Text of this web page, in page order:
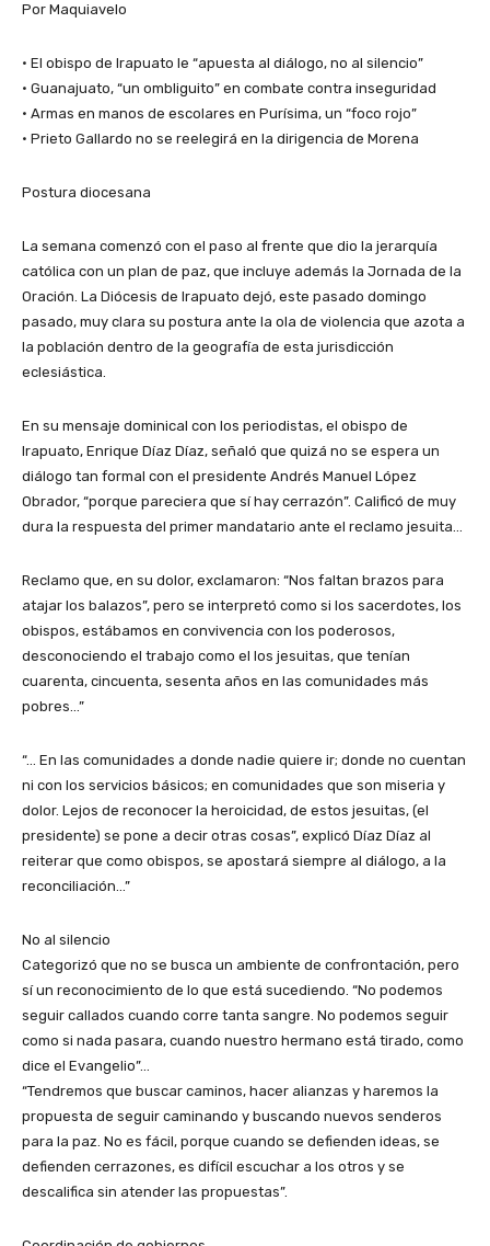
Por Maquiavelo
• El obispo de Irapuato le “apuesta al diálogo, no al silencio”
• Guanajuato, “un ombliguito” en combate contra inseguridad
• Armas en manos de escolares en Purísima, un “foco rojo”
• Prieto Gallardo no se reelegirá en la dirigencia de Morena
Postura diocesana
La semana comenzó con el paso al frente que dio la jerarquía
católica con un plan de paz, que incluye además la Jornada de la
Oración. La Diócesis de Irapuato dejó, este pasado domingo
pasado, muy clara su postura ante la ola de violencia que azota a
la población dentro de la geografía de esta jurisdicción
eclesiástica.
En su mensaje dominical con los periodistas, el obispo de
Irapuato, Enrique Díaz Díaz, señaló que quizá no se espera un
diálogo tan formal con el presidente Andrés Manuel López
Obrador, “porque pareciera que sí hay cerrazón”. Calificó de muy
dura la respuesta del primer mandatario ante el reclamo jesuita…
Reclamo que, en su dolor, exclamaron: “Nos faltan brazos para
atajar los balazos”, pero se interpretó como si los sacerdotes, los
obispos, estábamos en convivencia con los poderosos,
desconociendo el trabajo como el los jesuitas, que tenían
cuarenta, cincuenta, sesenta años en las comunidades más
pobres…”
“… En las comunidades a donde nadie quiere ir; donde no cuentan
ni con los servicios básicos; en comunidades que son miseria y
dolor. Lejos de reconocer la heroicidad, de estos jesuitas, (el
presidente) se pone a decir otras cosas”, explicó Díaz Díaz al
reiterar que como obispos, se apostará siempre al diálogo, a la
reconciliación…”
No al silencio
Categorizó que no se busca un ambiente de confrontación, pero
sí un reconocimiento de lo que está sucediendo. “No podemos
seguir callados cuando corre tanta sangre. No podemos seguir
como si nada pasara, cuando nuestro hermano está tirado, como
dice el Evangelio”…
“Tendremos que buscar caminos, hacer alianzas y haremos la
propuesta de seguir caminando y buscando nuevos senderos
para la paz. No es fácil, porque cuando se defienden ideas, se
defienden cerrazones, es difícil escuchar a los otros y se
descalifica sin atender las propuestas”.